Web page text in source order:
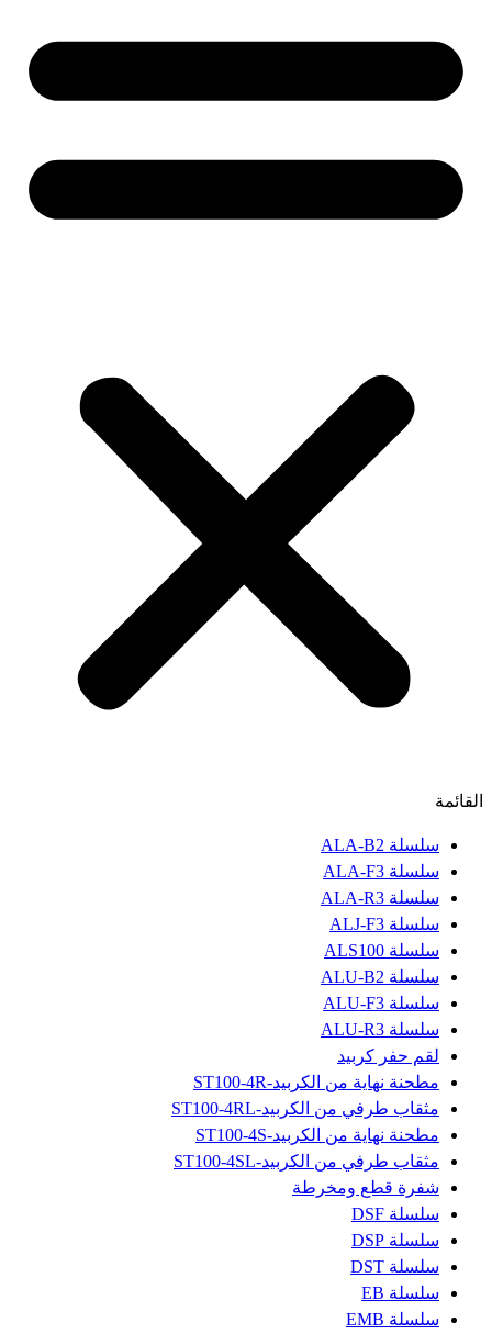
القائمة
سلسلة ALA-B2
سلسلة ALA-F3
سلسلة ALA-R3
سلسلة ALJ-F3
سلسلة ALS100
سلسلة ALU-B2
سلسلة ALU-F3
سلسلة ALU-R3
لقم حفر كربيد
مطحنة نهاية من الكربيد-ST100-4R
مثقاب طرفي من الكربيد-ST100-4RL
مطحنة نهاية من الكربيد-ST100-4S
مثقاب طرفي من الكربيد-ST100-4SL
شفرة قطع ومخرطة
سلسلة DSF
سلسلة DSP
سلسلة DST
سلسلة EB
سلسلة EMB